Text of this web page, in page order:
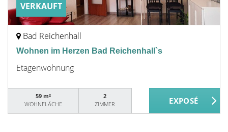
VERKAUFT
Bad Reichenhall
Wohnen im Herzen Bad Reichenhall`s
Etagenwohnung
59 m²
WOHNFLÄCHE
2
ZIMMER